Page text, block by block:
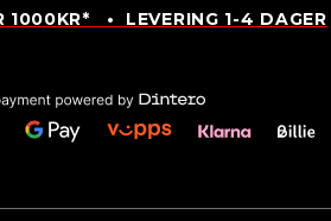
1000KR* • LEVERING 1-4 DAGER